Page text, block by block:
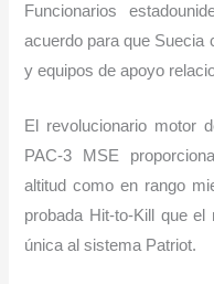
Funcionarios
acuerdo para que Suecia
y equipos de apoyo
El revolucionario motor
PAC-3 MSE
altitud como en rango
probada Hit-to-Kill que
única al sistema Patriot.